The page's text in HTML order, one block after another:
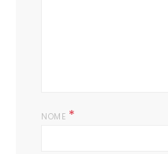
NOME *